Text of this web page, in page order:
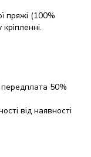
пряжі (100%
50%
від наявності